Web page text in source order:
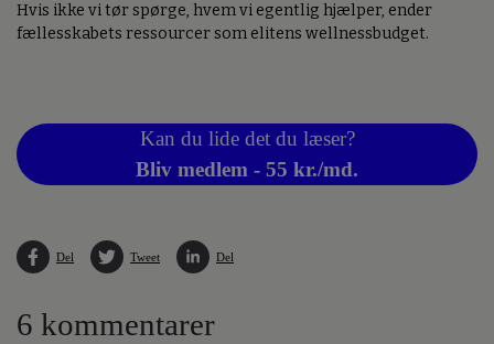
Hvis ikke vi tør spørge, hvem vi egentlig hjælper, ender
fællesskabets ressourcer som elitens wellnessbudget.
Kan du lide det du læser?
Bliv medlem - 55 kr./md.
Del Tweet Del
6 kommentarer